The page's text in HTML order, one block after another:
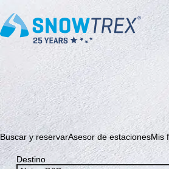
¡Suscríbase a nuestro boletín y
Buscar y reservarAsesor de estacionesMis
Destino